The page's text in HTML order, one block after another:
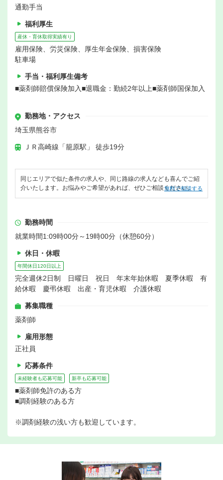
通勤手当
福利厚生
産休・育休取得実績有り
雇用保険、労災保険、厚生年金保険、損害保険
駐車場
手当・福利厚生備考
■薬剤師賠償保険加入■退職金：勤続2年以上■薬剤師国保加入
勤務地・アクセス
埼玉県熊谷市
ＪＲ高崎線「籠原駅」 徒歩19分
同じエリアで似た条件の求人や、同じ路線の求人なども喜んでご紹
介いたします。お悩みやご希望があれば、ぜひご相談ください。
無料で相談する
勤務時間
就業時間1:09時00分～19時00分（休憩60分）
休日・休暇
年間休日120日以上
完全週休2日制 日曜日 祝日 年末年始休暇 夏季休暇 有
給休暇 慶弔休暇 出産・育児休暇 介護休暇
募集職種
薬剤師
雇用形態
正社員
応募条件
未経験者も応募可能 新卒も応募可能
■薬剤師免許のある方
■調剤経験のある方
※調剤経験の浅い方も歓迎しています。